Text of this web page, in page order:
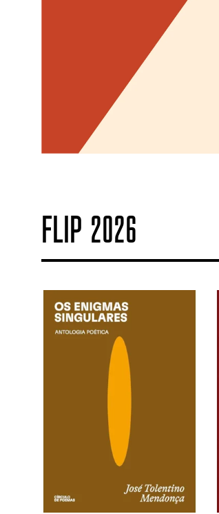
FLIP 2026